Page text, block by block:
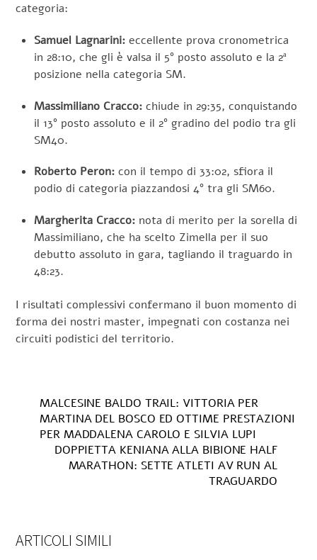
categoria:
Samuel Lagnarini: eccellente prova cronometrica
in 28:10, che gli è valsa il 5° posto assoluto e la 2ª
posizione nella categoria SM.
Massimiliano Cracco: chiude in 29:35, conquistando
il 13° posto assoluto e il 2° gradino del podio tra gli
SM40.
Roberto Peron: con il tempo di 33:02, sfiora il
podio di categoria piazzandosi 4° tra gli SM60.
Margherita Cracco: nota di merito per la sorella di
Massimiliano, che ha scelto Zimella per il suo
debutto assoluto in gara, tagliando il traguardo in
48:23.
I risultati complessivi confermano il buon momento di
forma dei nostri master, impegnati con costanza nei
circuiti podistici del territorio.
MALCESINE BALDO TRAIL: VITTORIA PER
MARTINA DEL BOSCO ED OTTIME PRESTAZIONI
PER MADDALENA CAROLO E SILVIA LUPI
DOPPIETTA KENIANA ALLA BIBIONE HALF
MARATHON: SETTE ATLETI AV RUN AL
TRAGUARDO
ARTICOLI SIMILI